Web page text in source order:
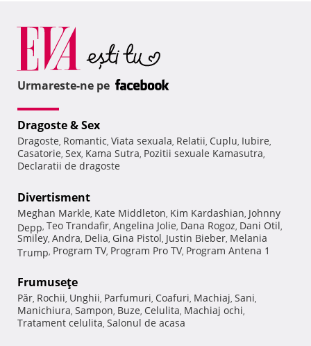
Urmareste-ne pe
Dragoste & Sex
Dragoste, Romantic, Viata sexuala, Relatii, Cuplu, Iubire,
Casatorie, Sex, Kama Sutra, Pozitii sexuale Kamasutra,
Declaratii de dragoste
Divertisment
Meghan Markle, Kate Middleton, Kim Kardashian, Johnny
Depp, Teo Trandafir, Angelina Jolie, Dana Rogoz, Dani Otil,
Smiley, Andra, Delia, Gina Pistol, Justin Bieber, Melania
Trump, Program TV, Program Pro TV, Program Antena 1
Frumuseţe
Păr, Rochii, Unghii, Parfumuri, Coafuri, Machiaj, Sani,
Manichiura, Sampon, Buze, Celulita, Machiaj ochi,
Tratament celulita, Salonul de acasa